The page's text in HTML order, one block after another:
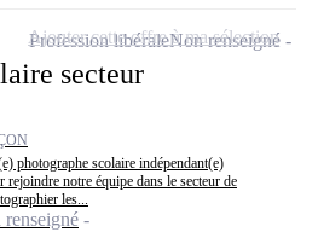
secteur
photographe scolaire indépendant(e)
notre équipe dans le secteur de
les...
Profession libéraleNon renseigné
Ajouter cette offre à ma sélection